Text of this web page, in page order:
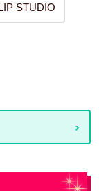
STUDIO